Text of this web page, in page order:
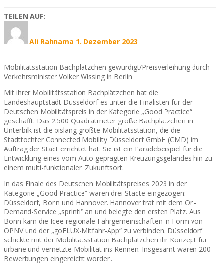
TEILEN AUF:
Ali Rahnama 1. Dezember 2023
Mobilitätsstation Bachplätzchen gewürdigt/Preisverleihung durch
Verkehrsminister Volker Wissing in Berlin
Mit ihrer Mobilitätsstation Bachplätzchen hat die
Landeshauptstadt Düsseldorf es unter die Finalisten für den
Deutschen Mobilitätspreis in der Kategorie „Good Practice“
geschafft. Das 2.500 Quadratmeter große Bachplätzchen in
Unterbilk ist die bislang größte Mobilitätsstation, die die
Stadttochter Connected Mobility Düsseldorf GmbH (CMD) im
Auftrag der Stadt errichtet hat. Sie ist ein Paradebeispiel für die
Entwicklung eines vom Auto geprägten Kreuzungsgeländes hin zu
einem multi-funktionalen Zukunftsort.
In das Finale des Deutschen Mobilitätspreises 2023 in der
Kategorie „Good Practice“ waren drei Städte eingezogen:
Düsseldorf, Bonn und Hannover. Hannover trat mit dem On-
Demand-Service „sprinti“ an und belegte den ersten Platz. Aus
Bonn kam die Idee regionale Fahrgemeinschaften in Form von
ÖPNV und der „goFLUX-Mitfahr-App“ zu verbinden. Düsseldorf
schickte mit der Mobilitätsstation Bachplätzchen ihr Konzept für
urbane und vernetzte Mobilität ins Rennen. Insgesamt waren 200
Bewerbungen eingereicht worden.